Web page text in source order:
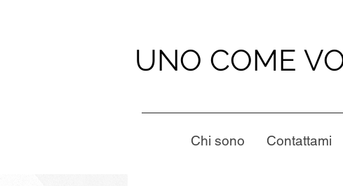
UNO COME
Chi sono Contattami